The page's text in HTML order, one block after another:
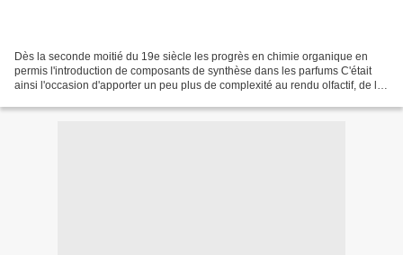
Dès la seconde moitié du 19e siècle les progrès en chimie organique en
permis l'introduction de composants de synthèse dans les parfums C'était
ainsi l'occasion d'apporter un peu plus de complexité au rendu olfactif, de les